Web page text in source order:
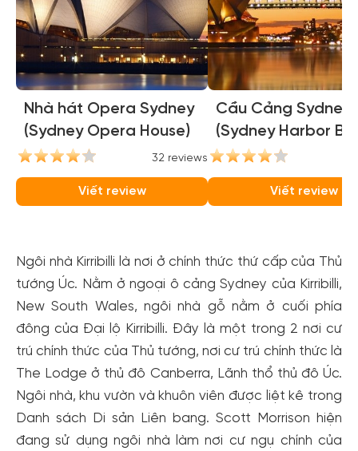
Nhà hát Opera Sydney
(Sydney Opera House)
32 reviews
Viết review
Cầu Cảng Sydney
(Sydney Harbor
Viết review
Ngôi nhà Kirribilli là nơi ở chính thức thứ cấp của Thủ
tướng Úc. Nằm ở ngoại ô cảng Sydney của Kirribilli,
New South Wales, ngôi nhà gỗ nằm ở cuối phía
đông của Đại lộ Kirribilli. Đây là một trong 2 nơi cư
trú chính thức của Thủ tướng, nơi cư trú chính thức là
The Lodge ở thủ đô Canberra, Lãnh thổ thủ đô Úc.
Ngôi nhà, khu vườn và khuôn viên được liệt kê trong
Danh sách Di sản Liên bang. Scott Morrison hiện
đang sử dụng ngôi nhà làm nơi cư ngụ chính của